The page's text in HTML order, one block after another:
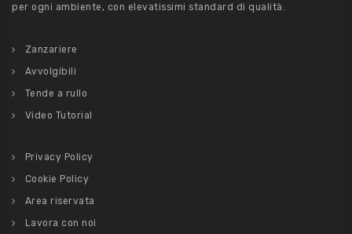
per ogni ambiente, con elevatissimi standard di qualità.
Zanzariere
Avvolgibili
Tende a rullo
Video Tutorial
Privacy Policy
Cookie Policy
Area riservata
Lavora con noi